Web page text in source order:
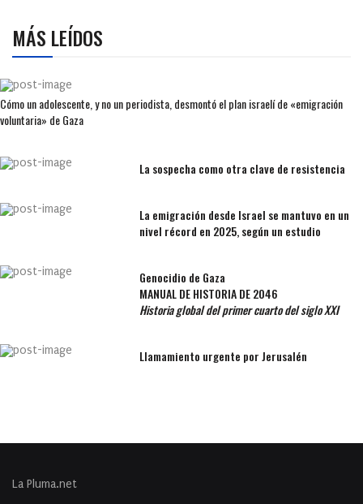
MÁS LEÍDOS
Cómo un adolescente, y no un periodista, desmontó el plan israelí de «emigración
voluntaria» de Gaza
La sospecha como otra clave de resistencia
La emigración desde Israel se mantuvo en un
nivel récord en 2025, según un estudio
Genocidio de Gaza
MANUAL DE HISTORIA DE 2046
Historia global del primer cuarto del siglo XXI
Llamamiento urgente por Jerusalén
La Pluma.net